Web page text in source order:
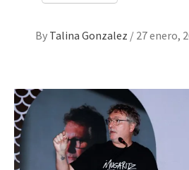
By Talina Gonzalez / 27 enero,